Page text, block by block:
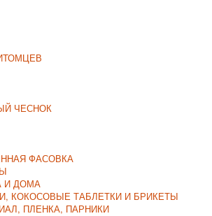
ЧЕСНОК
ФАСОВКА
И ДОМА
КОКОСОВЫЕ ТАБЛЕТКИ И БРИКЕТЫ
ПЛЕНКА, ПАРНИКИ